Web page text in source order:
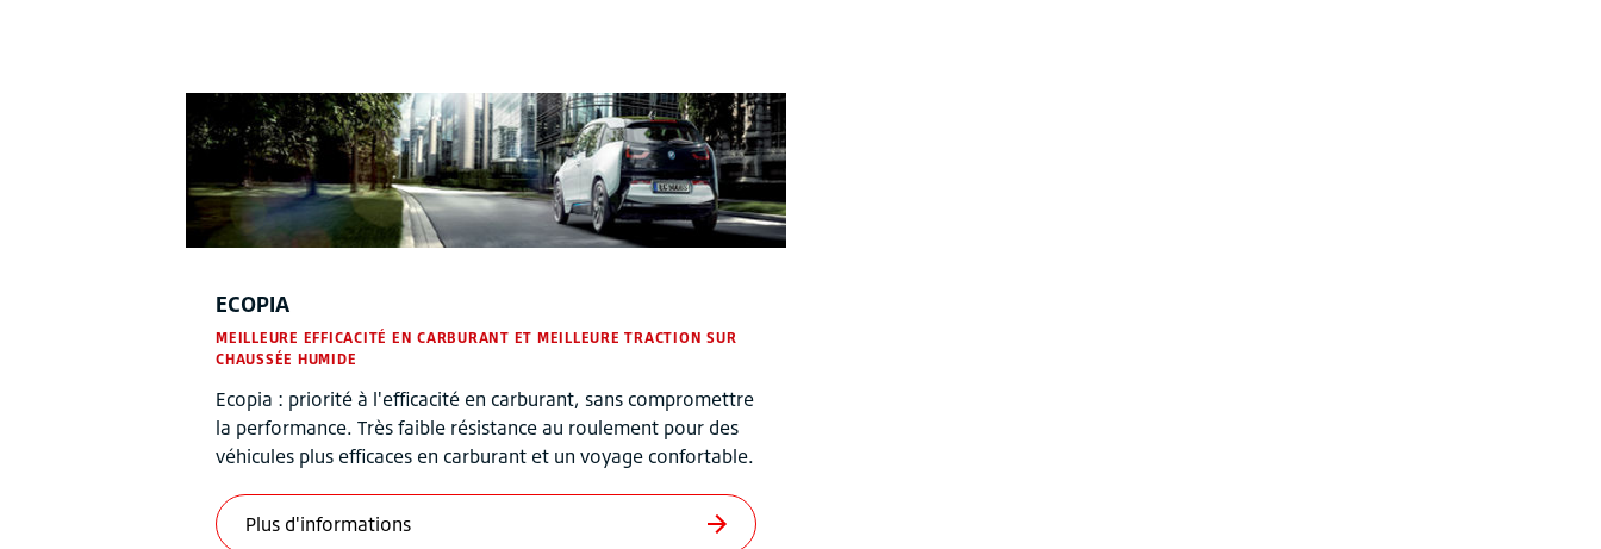
ECOPIA
MEILLEURE EFFICACITÉ EN CARBURANT ET MEILLEURE TRACTION SUR
CHAUSSÉE HUMIDE
Ecopia : priorité à l'efficacité en carburant, sans compromettre
la performance. Très faible résistance au roulement pour des
véhicules plus efficaces en carburant et un voyage confortable.